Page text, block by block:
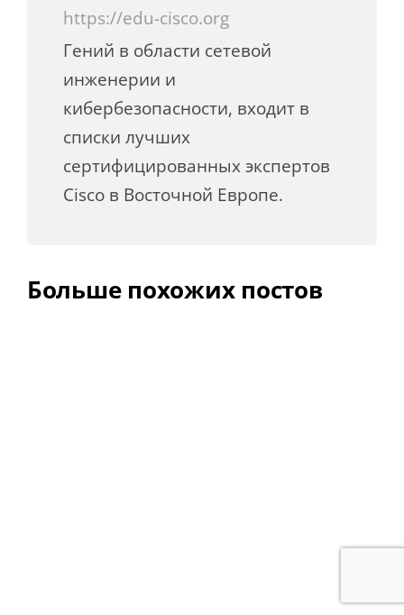
https://edu-cisco.org
Гений в области сетевой
инженерии и
кибербезопасности, входит в
списки лучших
сертифицированных экспертов
Cisco в Восточной Европе.
Больше похожих постов